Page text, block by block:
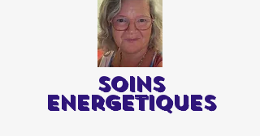
soins
energetiques